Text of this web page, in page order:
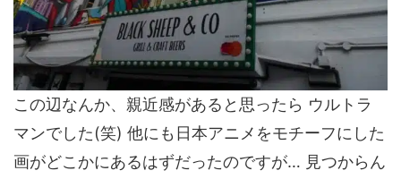
この辺なんか、親近感があると思ったら ウルトラ
マンでした(笑) 他にも日本アニメをモチーフにした
画がどこかにあるはずだったのですが… 見つからん